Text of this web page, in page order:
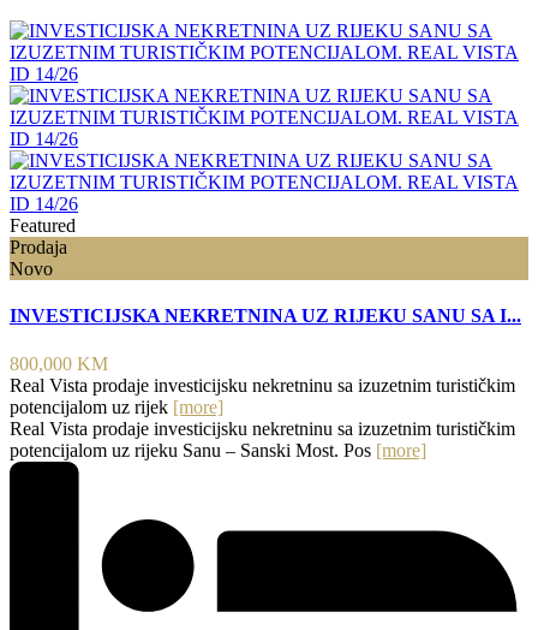
Featured
Prodaja
Novo
INVESTICIJSKA NEKRETNINA UZ RIJEKU SANU SA I...
800,000 KM
Real Vista prodaje investicijsku nekretninu sa izuzetnim turističkim
potencijalom uz rijek [more]
Real Vista prodaje investicijsku nekretninu sa izuzetnim turističkim
potencijalom uz rijeku Sanu – Sanski Most. Pos [more]